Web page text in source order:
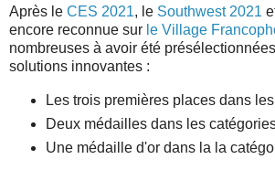
Après le CES 2021, le Southwest 2021
encore reconnue sur le Village
nombreuses à avoir été
solutions innovantes :
Les trois premières places dans
Deux médailles dans les
Une médaille d'or dans la la